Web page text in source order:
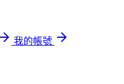
我的帳號